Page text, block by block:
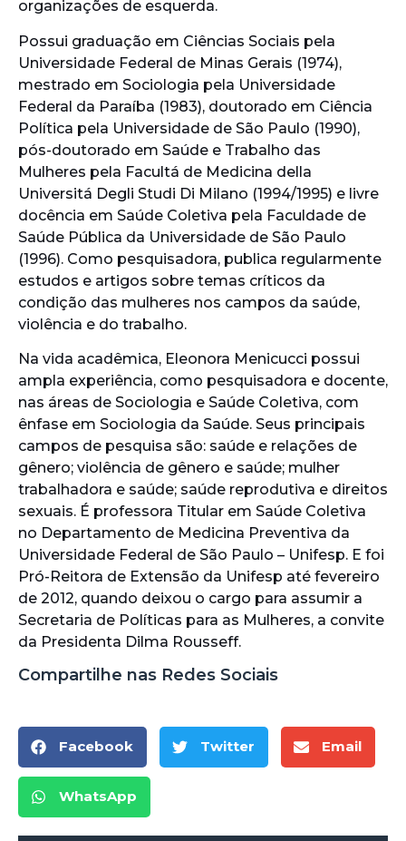
organizações de esquerda.
Possui graduação em Ciências Sociais pela
Universidade Federal de Minas Gerais (1974),
mestrado em Sociologia pela Universidade
Federal da Paraíba (1983), doutorado em Ciência
Política pela Universidade de São Paulo (1990),
pós-doutorado em Saúde e Trabalho das
Mulheres pela Facultá de Medicina della
Universitá Degli Studi Di Milano (1994/1995) e livre
docência em Saúde Coletiva pela Faculdade de
Saúde Pública da Universidade de São Paulo
(1996). Como pesquisadora, publica regularmente
estudos e artigos sobre temas críticos da
condição das mulheres nos campos da saúde,
violência e do trabalho.
Na vida acadêmica, Eleonora Menicucci possui
ampla experiência, como pesquisadora e docente,
nas áreas de Sociologia e Saúde Coletiva, com
ênfase em Sociologia da Saúde. Seus principais
campos de pesquisa são: saúde e relações de
gênero; violência de gênero e saúde; mulher
trabalhadora e saúde; saúde reprodutiva e direitos
sexuais. É professora Titular em Saúde Coletiva
no Departamento de Medicina Preventiva da
Universidade Federal de São Paulo – Unifesp. E foi
Pró-Reitora de Extensão da Unifesp até fevereiro
de 2012, quando deixou o cargo para assumir a
Secretaria de Políticas para as Mulheres, a convite
da Presidenta Dilma Rousseff.
Compartilhe nas Redes Sociais
Facebook Twitter Email
WhatsApp